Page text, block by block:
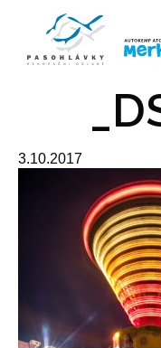
3.10.2017